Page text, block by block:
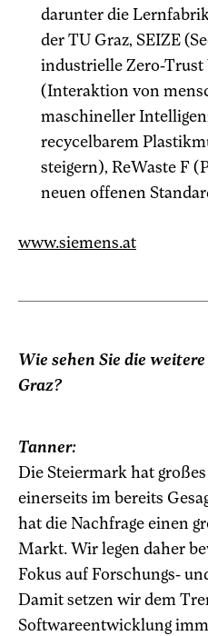
darunter die
der TU Graz, SEIZE
industrielle Zero-Trust
(Interaktion von
maschineller
recycelbarem
steigern), ReWaste F
neuen offenen
www.siemens.at
Wie sehen Sie die
Graz?
Tanner:
Die Steiermark hat
einerseits im bereits
hat die Nachfrage einen
Markt. Wir legen daher
Fokus auf Forschungs-
Damit setzen wir dem
Softwareentwicklung